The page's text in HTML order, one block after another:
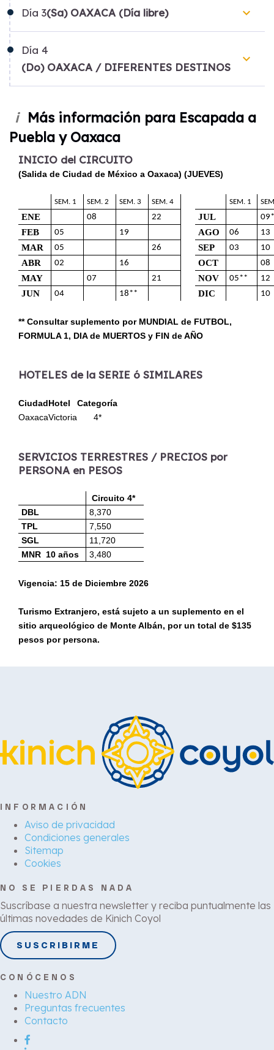
Día 3(Sa) OAXACA (Día libre) keyboard_arrow_down
Día 4
(Do) OAXACA / DIFERENTES DESTINOS
keyboard_arrow_down
i
Más información para Escapada a
Puebla y Oaxaca
INICIO del CIRCUITO
(Salida de Ciudad de México a Oaxaca) (JUEVES)
SEM. 1 SEM. 2 SEM. 3 SEM. 4 SEM. 1
ENE 08 22 JUL
FEB 05 19 AGO 06 13
MAR 05 26 SEP 03 10
ABR 02 16 OCT 08
MAY 07 21 NOV 05** 12
JUN 04 18** DIC 10
** Consultar suplemento por MUNDIAL de FUTBOL,
FORMULA 1, DIA de MUERTOS y FIN de AÑO
HOTELES de la SERIE ó SIMILARES
CiudadHotel
Categoría
OaxacaVictoria 4*
SERVICIOS TERRESTRES / PRECIOS por
PERSONA en PESOS
Circuito 4*
DBL
8,370
TPL
7,550
SGL
11,720
MNR 10 años
3,480
Vigencia: 15 de Diciembre 2026
Turismo Extranjero, está sujeto a un suplemento en el
sitio arqueológico de Monte Albán, por un total de $135
pesos por persona.
INFORMACIÓN
Aviso de privacidad
Condiciones generales
Sitemap
Cookies
NO SE PIERDAS NADA
Suscríbase a nuestra newsletter y reciba puntualmente las
últimas novedades de Kinich Coyol
SUSCRIBIRME
CONÓCENOS
Nuestro ADN
Preguntas frecuentes
Contacto